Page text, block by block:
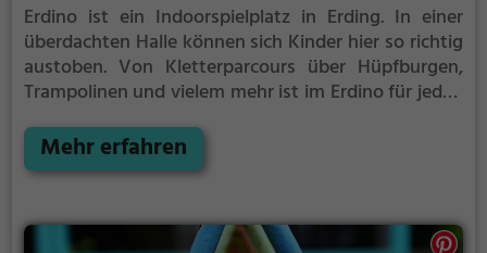
Erdino ist ein Indoorspielplatz in Erding. In einer
überdachten Halle können sich Kinder hier so richtig
austoben. Von Kletterparcours über Hüpfburgen,
Trampolinen und vielem mehr ist im Erdino für jeden
Hallenspielplätze sind ein tolles Ausflugsziel für
schlechtes Wetter, denn in der überdachten Halle
gespielt werden. Erdino eignet sich außerdem
besonders gut, um einen Kindergeburtstag zu
Mehr erfahren